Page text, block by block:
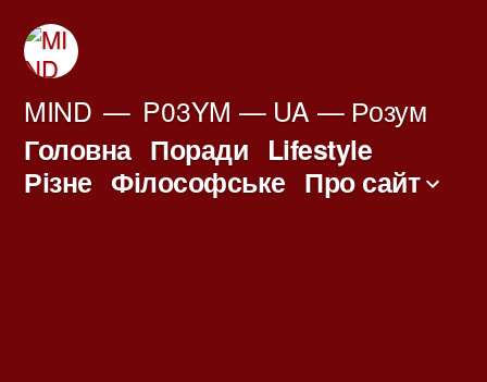
Перейти
до
вмісту
MIND P03YM — UA — Розум
Головна Поради Lifestyle
Різне Філософське Про сайт